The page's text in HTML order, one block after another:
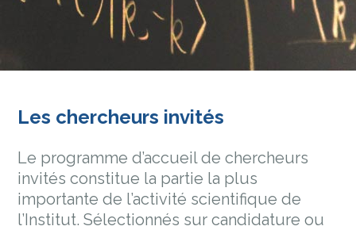
Les chercheurs invités
Le programme d’accueil de chercheurs
invités constitue la partie la plus
importante de l’activité scientifique de
l’Institut. Sélectionnés sur candidature ou